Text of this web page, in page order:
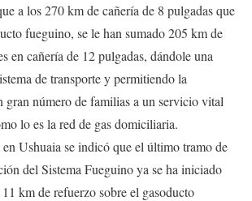
a los 270 km de cañería de 8 pulgadas que
fueguino, se le han sumado 205 km de
en cañería de 12 pulgadas, dándole una
de transporte y permitiendo la
gran número de familias a un servicio vital
lo es la red de gas domiciliaria.
Ushuaia se indicó que el último tramo de
del Sistema Fueguino ya se ha iniciado
km de refuerzo sobre el gasoducto